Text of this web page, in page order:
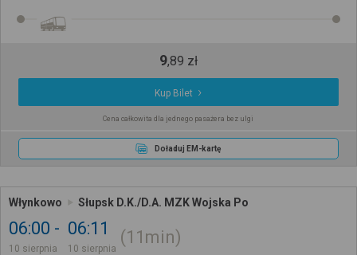
9,89 zł
Kup Bilet
Cena całkowita dla jednego pasażera bez ulgi
Doładuj EM-kartę
Włynkowo Słupsk D.K./D.A. MZK Wojska Po
06:00
10 sierpnia
06:11
10 sierpnia
11min